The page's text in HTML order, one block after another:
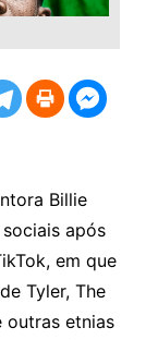
Billie
após
em que
Tyler, The
outras etnias